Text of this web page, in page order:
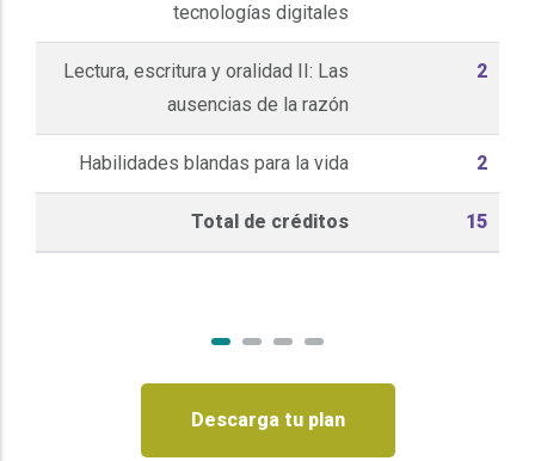
tecnologías digitales
Lectura, escritura y oralidad II: Las
ausencias de la razón
2
Habilidades blandas para la vida 2
Total de créditos 15
Descarga tu plan